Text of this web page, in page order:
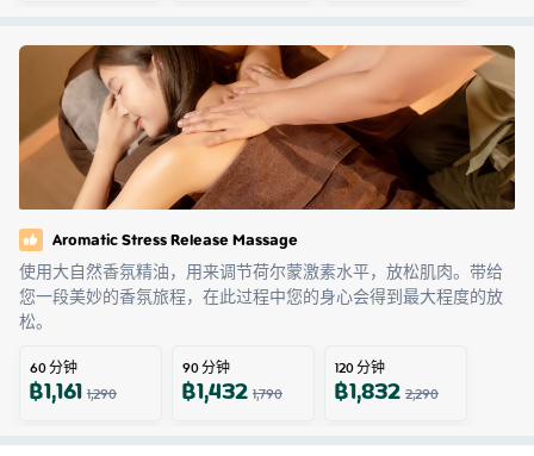
Aromatic Stress Release Massage
使用大自然香氛精油，用来调节荷尔蒙激素水平，放松肌肉。带给
您一段美妙的香氛旅程，在此过程中您的身心会得到最大程度的放
松。
60分钟
฿1,1611,290
90分钟
฿1,4321,790
120分钟
฿1,8322,290